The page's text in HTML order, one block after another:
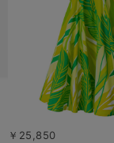
￥25,850